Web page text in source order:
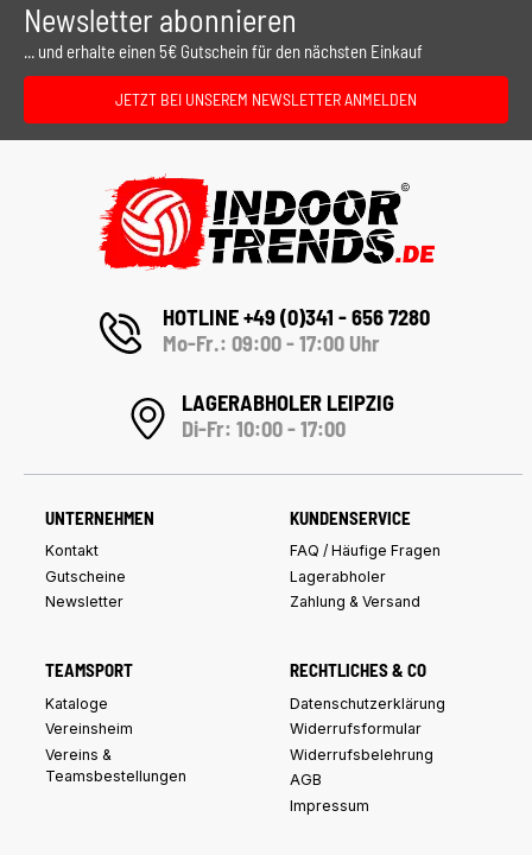
Newsletter abonnieren
... und erhalte einen 5€ Gutschein für den nächsten Einkauf
JETZT BEI UNSEREM NEWSLETTER ANMELDEN
HOTLINE +49 (0)341 - 656 7280
Mo-Fr.: 09:00 - 17:00 Uhr
LAGERABHOLER LEIPZIG
Di-Fr: 10:00 - 17:00
UNTERNEHMEN
Kontakt
Gutscheine
Newsletter
KUNDENSERVICE
FAQ / Häufige Fragen
Lagerabholer
Zahlung & Versand
TEAMSPORT
Kataloge
Vereinsheim
Vereins &
Teamsbestellungen
RECHTLICHES & CO
Datenschutzerklärung
Widerrufsformular
Widerrufsbelehrung
AGB
Impressum